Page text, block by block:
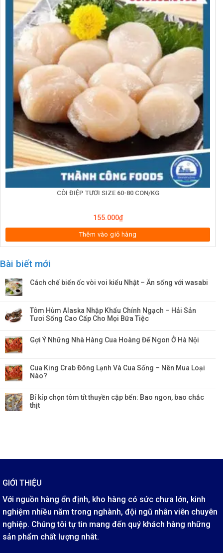
CÒI ĐIỆP TƯƠI SIZE 60-80 CON/KG
155.000₫
Thêm vào giỏ hàng
Bài biết mới
Cách chế biến ốc vòi voi kiểu Nhật – Ăn sống với wasabi
Tôm Hùm Alaska Nhập Khẩu Chính Ngạch – Hải Sản
Tươi Sống Cao Cấp Cho Mọi Bữa Tiệc
Gợi Ý Những Nhà Hàng Cua Hoàng Đế Ngon Ở Hà Nội
Cua King Crab Đông Lạnh Và Cua Sống – Nên Mua Loại
Nào?
Bí kíp chọn tôm tít thuyền cập bến: Bao ngon, bao chắc
thịt
GIỚI THIỆU
Với nguồn hàng ổn định, kho hàng có sức chưa lớn, kinh
nghiệm nhiều năm trong nghành, đội ngũ nhân viên chuyên
nghiệp. Chúng tôi tự tin mang đến quý khách hàng những
sản phẩm chất lượng nhât.